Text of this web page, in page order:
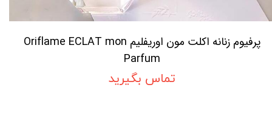
پرفیوم زنانه اکلت مون اوریفلیم Oriflame ECLAT mon
Parfum
تماس بگیرید